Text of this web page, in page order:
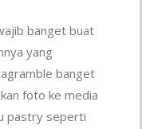
banget buat
yang
banget
foto ke media
pastry seperti